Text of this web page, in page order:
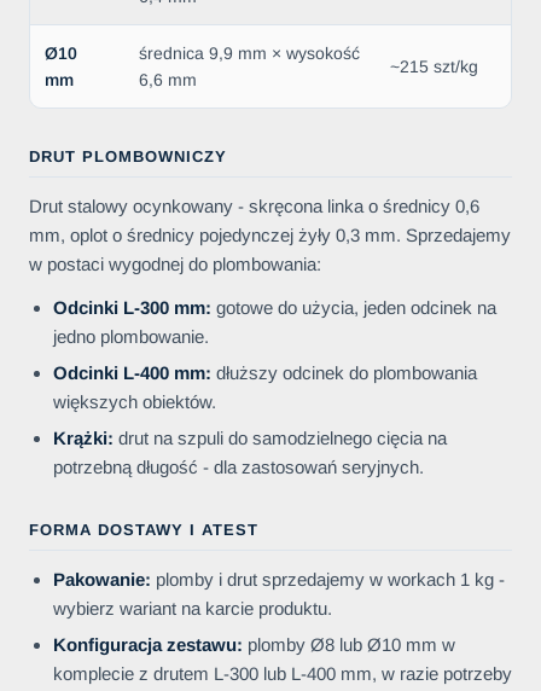
Ø10
mm
średnica 9,9 mm × wysokość
6,6 mm
~215 szt/kg
DRUT PLOMBOWNICZY
Drut stalowy ocynkowany - skręcona linka o średnicy 0,6
mm, oplot o średnicy pojedynczej żyły 0,3 mm. Sprzedajemy
w postaci wygodnej do plombowania:
Odcinki L-300 mm: gotowe do użycia, jeden odcinek na
jedno plombowanie.
Odcinki L-400 mm: dłuższy odcinek do plombowania
większych obiektów.
Krążki: drut na szpuli do samodzielnego cięcia na
potrzebną długość - dla zastosowań seryjnych.
FORMA DOSTAWY I ATEST
Pakowanie: plomby i drut sprzedajemy w workach 1 kg -
wybierz wariant na karcie produktu.
Konfiguracja zestawu: plomby Ø8 lub Ø10 mm w
komplecie z drutem L-300 lub L-400 mm, w razie potrzeby